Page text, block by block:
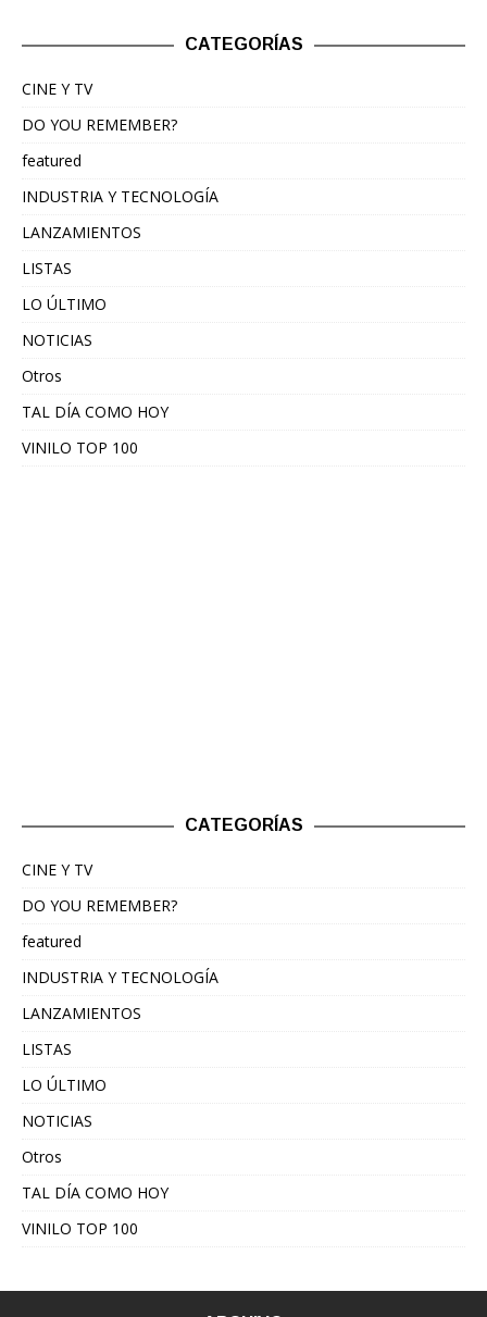
CATEGORÍAS
CINE Y TV
DO YOU REMEMBER?
featured
INDUSTRIA Y TECNOLOGÍA
LANZAMIENTOS
LISTAS
LO ÚLTIMO
NOTICIAS
Otros
TAL DÍA COMO HOY
VINILO TOP 100
CATEGORÍAS
CINE Y TV
DO YOU REMEMBER?
featured
INDUSTRIA Y TECNOLOGÍA
LANZAMIENTOS
LISTAS
LO ÚLTIMO
NOTICIAS
Otros
TAL DÍA COMO HOY
VINILO TOP 100